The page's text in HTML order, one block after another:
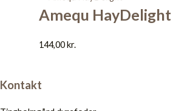
Amequ HayDelight
144,00kr.
Kontakt